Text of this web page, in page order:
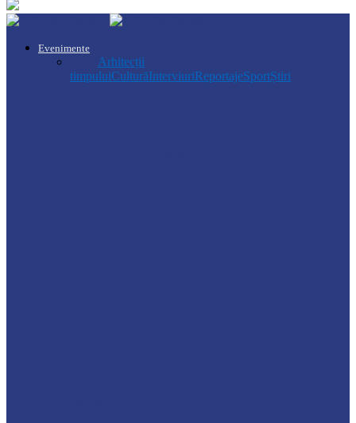
Evenimente
Arhitecții
timpuluiCulturăInterviuriReportajeSportȘtiri